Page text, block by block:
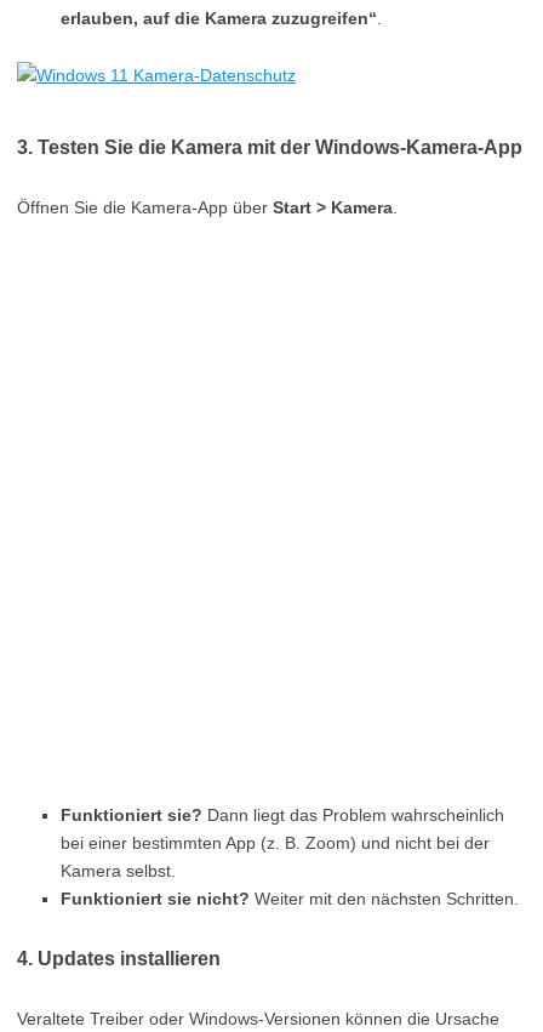
erlauben, auf die Kamera zuzugreifen“
3. Testen Sie die Kamera mit der Windows-Kamera-App
Öffnen Sie die Kamera-App über Start > Kamera
Funktioniert sie? Dann liegt das Problem wahrscheinlich
bei einer bestimmten App (z. B. Zoom) und nicht bei der
Kamera selbst.
Funktioniert sie nicht? Weiter mit den nächsten Schritten.
4. Updates installieren
Veraltete Treiber oder Windows-Versionen können die Ursache